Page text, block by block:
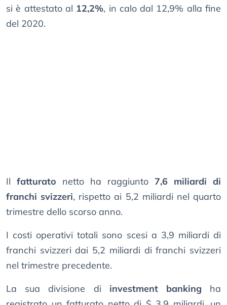
si è attestato al 12,2%, in calo dal 12,9% alla fine
del 2020.
Il fatturato netto ha raggiunto 7,6 miliardi di
franchi svizzeri, rispetto ai 5,2 miliardi nel quarto
trimestre dello scorso anno.
I costi operativi totali sono scesi a 3,9 miliardi di
franchi svizzeri dai 5,2 miliardi di franchi svizzeri
nel trimestre precedente.
La sua divisione di investment banking ha